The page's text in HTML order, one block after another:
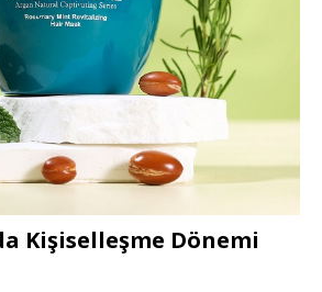
Kişiselleşme Dönemi